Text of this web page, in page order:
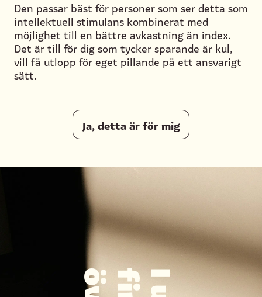
Den passar bäst för personer som ser detta som
intellektuell stimulans kombinerat med
möjlighet till en bättre avkastning än index.
Det är till för dig som tycker sparande är kul,
vill få utlopp för eget pillande på ett ansvarigt
sätt.
Ja, detta är för mig